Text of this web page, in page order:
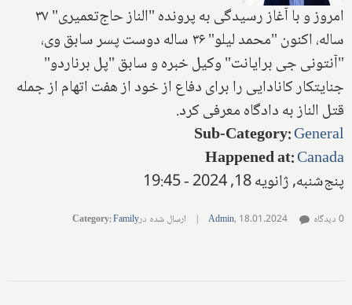
امروز و با آغاز رسیدگی به پرونده "الناز حاج‌تعمیری" ۳۷
ساله، اکنون "محمد لیلو" ۳۶ ساله دوست پسر سابق وی،
"آنتونی جی برایانت" وکیل خبره و سابق "پل برناردو"
جنایتکار کانادایی را برای دفاع از خود از هفت اتهام از جمله
قتل الناز به دادگاه معرفی کرد.
Sub-Category:General
Happened at:Canada
پنج‌شنبه, ژانویه 18, 2024 - 19:45
Admin, 18.01.2024
| ارسال شده در Category:Family 0 دیدگاه